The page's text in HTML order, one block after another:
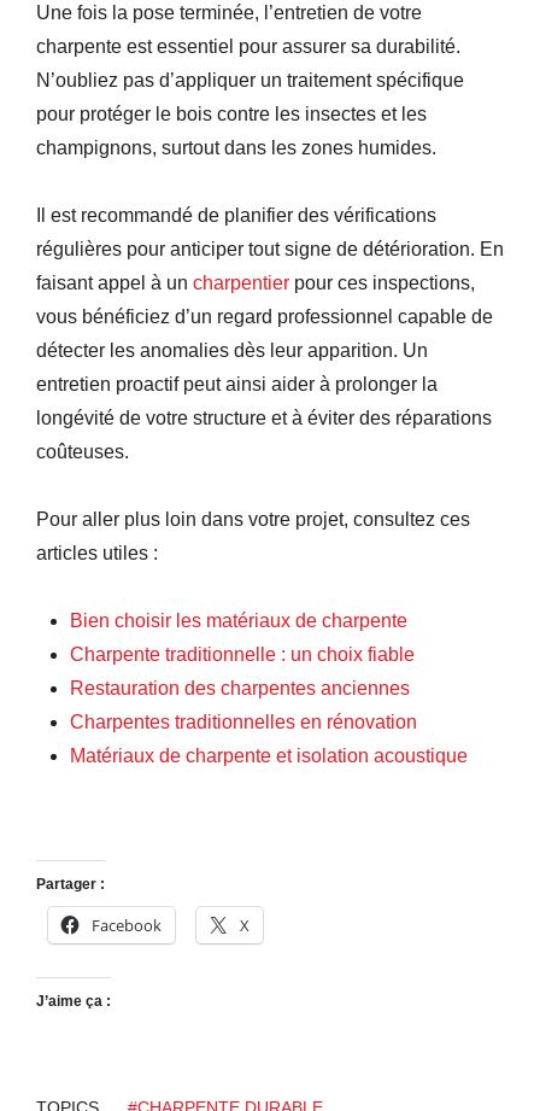
Une fois la pose terminée, l’entretien de votre
charpente est essentiel pour assurer sa durabilité.
N’oubliez pas d’appliquer un traitement spécifique
pour protéger le bois contre les insectes et les
champignons, surtout dans les zones humides.
Il est recommandé de planifier des vérifications
régulières pour anticiper tout signe de détérioration. En
faisant appel à un charpentier pour ces inspections,
vous bénéficiez d’un regard professionnel capable de
détecter les anomalies dès leur apparition. Un
entretien proactif peut ainsi aider à prolonger la
longévité de votre structure et à éviter des réparations
coûteuses.
Pour aller plus loin dans votre projet, consultez ces
articles utiles :
Bien choisir les matériaux de charpente
Charpente traditionnelle : un choix fiable
Restauration des charpentes anciennes
Charpentes traditionnelles en rénovation
Matériaux de charpente et isolation acoustique
Partager :
Facebook X
J’aime ça :
TOPICS
#CHARPENTE DURABLE